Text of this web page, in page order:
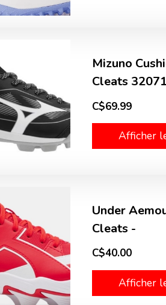
Mizuno
Cleats
C$69.99
Afficher
Under
Cleats -
C$40.00
Afficher